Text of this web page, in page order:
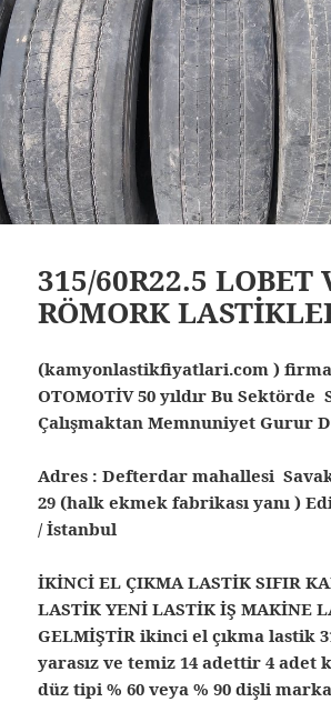
315/60R22.5 LOBET
RÖMORK
(kamyonlastikfiyatlari.com )
OTOMOTİV 50 yıldır Bu Sektörde
Çalışmaktan Memnuniyet Gurur
Adres : Defterdar mahallesi
29 (halk ekmek fabrikası yanı )
/ İstanbul
İKİNCİ EL ÇIKMA LASTİK SIFIR
LASTİK YENİ LASTİK İŞ MAKİNE
GELMİŞTİR ikinci el çıkma lastik
yarasız ve temiz 14 adettir 4 adet
düz tipi % 60 veya % 90 dişli